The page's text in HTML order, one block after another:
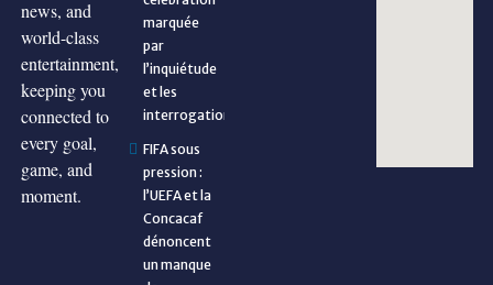
news, and
world-class
entertainment,
keeping you
connected to
every goal,
game, and
moment.
marquée
par
l’inquiétude
et les
interrogations
FIFA sous
pression :
l’UEFA et la
Concacaf
dénoncent
un manque